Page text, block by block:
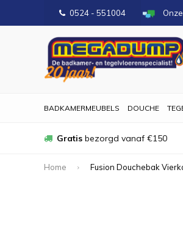
0524 - 551004
BADKAMERMEUBELS DOUCHE
Gratis bezorgd vanaf €150
Home Fusion Douchebak